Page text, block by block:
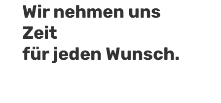
Wir nehmen uns
Zeit
für jeden Wunsch.